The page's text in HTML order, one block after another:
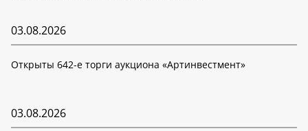
03.08.2026
Открыты 642-е торги аукциона «Артинвестмент»
03.08.2026